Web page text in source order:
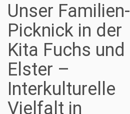
Unser Familien-
Picknick in der
Kita Fuchs und
Elster –
Interkulturelle
Vielfalt in